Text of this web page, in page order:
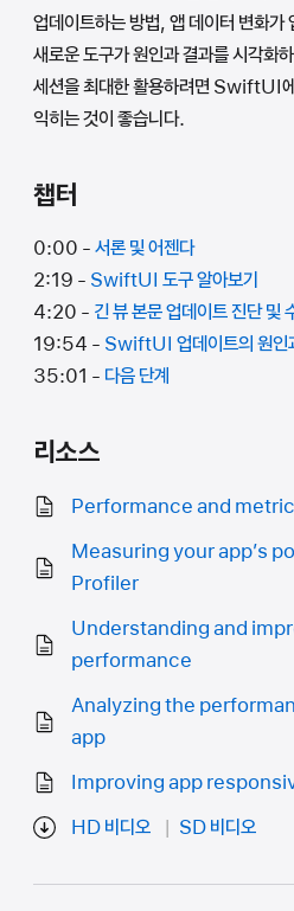
업데이트하는 방법, 앱 데이터 변화가
새로운 도구가 원인과 결과를 시각화
세션을 최대한 활용하려면 SwiftUI
익히는 것이 좋습니다.
챕터
0:00 - 서론 및 어젠다
2:19 - SwiftUI 도구 알아보기
4:20 - 긴 뷰 본문 업데이트 진단 및
19:54 - SwiftUI 업데이트의 원인
35:01 - 다음 단계
리소스
Performance and
Measuring your app’s
Profiler
Understanding and
performance
Analyzing the
app
Improving app
HD 비디오
SD 비디오